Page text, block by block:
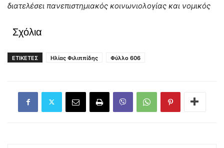
διατελέσει πανεπιστημιακός κοινωνιολογίας και νομικός
Σχόλια
ΕΤΙΚΕΤΕΣ Ηλίας Φιλιππίδης Φύλλο 606